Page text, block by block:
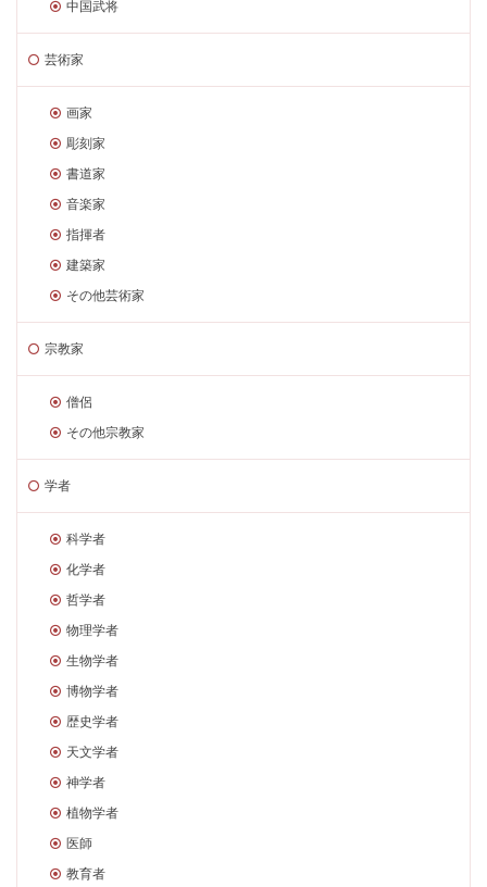
中国武将
芸術家
画家
彫刻家
書道家
音楽家
指揮者
建築家
その他芸術家
宗教家
僧侶
その他宗教家
学者
科学者
化学者
哲学者
物理学者
生物学者
博物学者
歴史学者
天文学者
神学者
植物学者
医師
教育者